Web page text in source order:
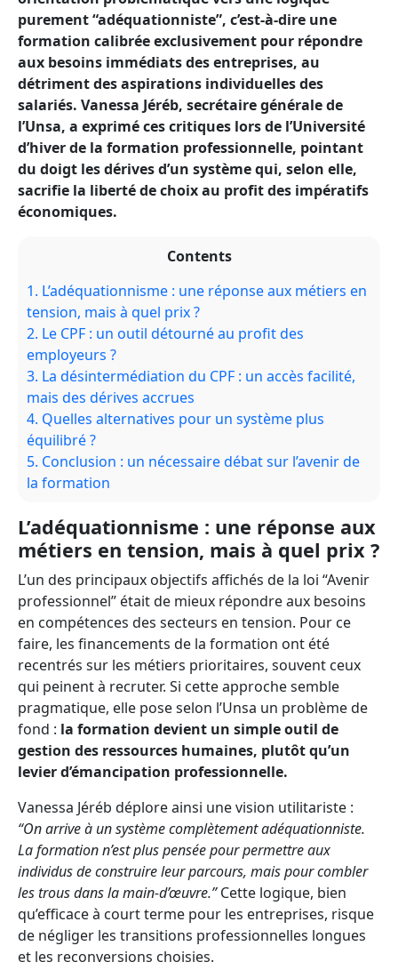
purement “adéquationniste”, c’est-à-dire une
formation calibrée exclusivement pour répondre
aux besoins immédiats des entreprises, au
détriment des aspirations individuelles des
salariés. Vanessa Jéréb, secrétaire générale de
l’Unsa, a exprimé ces critiques lors de l’Université
d’hiver de la formation professionnelle, pointant
du doigt les dérives d’un système qui, selon elle,
sacrifie la liberté de choix au profit des impératifs
économiques.
Contents
1. L’adéquationnisme : une réponse aux métiers en
tension, mais à quel prix ?
2. Le CPF : un outil détourné au profit des
employeurs ?
3. La désintermédiation du CPF : un accès facilité,
mais des dérives accrues
4. Quelles alternatives pour un système plus
équilibré ?
5. Conclusion : un nécessaire débat sur l’avenir de
la formation
L’adéquationnisme : une réponse aux
métiers en tension, mais à quel prix ?
L’un des principaux objectifs affichés de la loi “Avenir
professionnel” était de mieux répondre aux besoins
en compétences des secteurs en tension. Pour ce
faire, les financements de la formation ont été
recentrés sur les métiers prioritaires, souvent ceux
qui peinent à recruter. Si cette approche semble
pragmatique, elle pose selon l’Unsa un problème de
fond : la formation devient un simple outil de
gestion des ressources humaines, plutôt qu’un
levier d’émancipation professionnelle.
Vanessa Jéréb déplore ainsi une vision utilitariste :
“On arrive à un système complètement adéquationniste.
La formation n’est plus pensée pour permettre aux
individus de construire leur parcours, mais pour combler
les trous dans la main-d’œuvre.”Cette logique, bien
qu’efficace à court terme pour les entreprises, risque
de négliger les transitions professionnelles longues
et les reconversions choisies.